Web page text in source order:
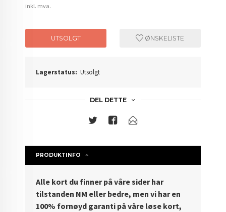
inkl. mva.
UTSOLGT ØNSKELISTE
Lagerstatus: Utsolgt
DEL DETTE
PRODUKTINFO
Alle kort du finner på våre sider har
tilstanden NM eller bedre, men vi har en
100% fornøyd garanti på våre løse kort,